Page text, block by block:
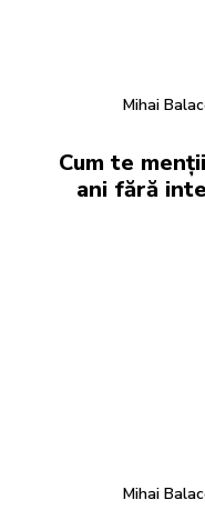
Mihai
Cum te
ani fără
Mihai